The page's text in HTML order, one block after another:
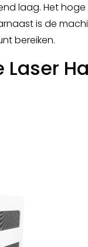
laag. Het
is de
bereiken.